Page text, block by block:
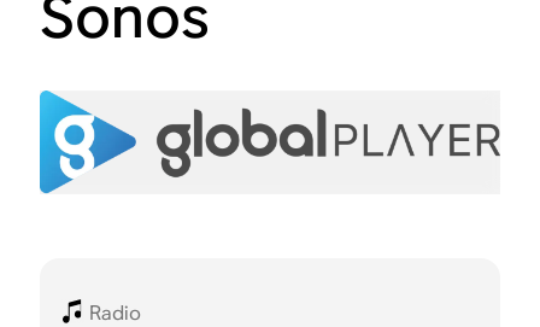
Sonos
Radio